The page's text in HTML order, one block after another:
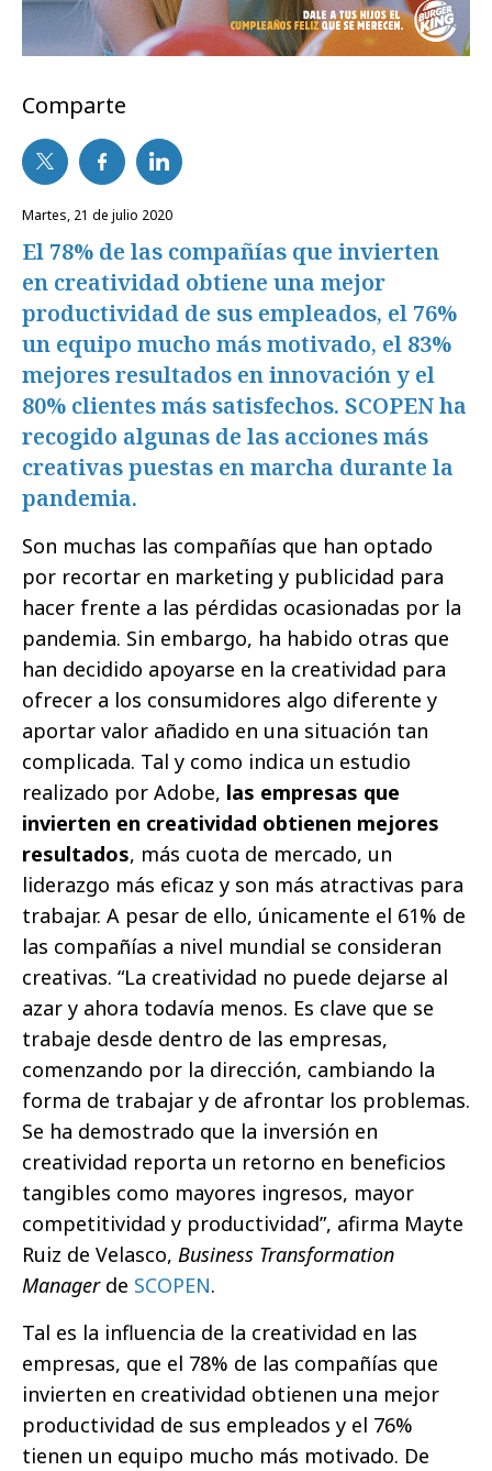
Comparte
martes, 21 de julio 2020
El 78% de las compañías que invierten
en creatividad obtiene una mejor
productividad de sus empleados, el 76%
un equipo mucho más motivado, el 83%
mejores resultados en innovación y el
80% clientes más satisfechos. SCOPEN ha
recogido algunas de las acciones más
creativas puestas en marcha durante la
pandemia.
Son muchas las compañías que han optado
por recortar en marketing y publicidad para
hacer frente a las pérdidas ocasionadas por la
pandemia. Sin embargo, ha habido otras que
han decidido apoyarse en la creatividad para
ofrecer a los consumidores algo diferente y
aportar valor añadido en una situación tan
complicada. Tal y como indica un estudio
realizado por Adobe, las empresas que
invierten en creatividad obtienen mejores
resultados, más cuota de mercado, un
liderazgo más eficaz y son más atractivas para
trabajar. A pesar de ello, únicamente el 61% de
las compañías a nivel mundial se consideran
creativas. “La creatividad no puede dejarse al
azar y ahora todavía menos. Es clave que se
trabaje desde dentro de las empresas,
comenzando por la dirección, cambiando la
forma de trabajar y de afrontar los problemas.
Se ha demostrado que la inversión en
creatividad reporta un retorno en beneficios
tangibles como mayores ingresos, mayor
competitividad y productividad”, afirma Mayte
Ruiz de Velasco, Business Transformation
Managerde SCOPEN.
Tal es la influencia de la creatividad en las
empresas, que el 78% de las compañías que
invierten en creatividad obtienen una mejor
productividad de sus empleados y el 76%
tienen un equipo mucho más motivado. De